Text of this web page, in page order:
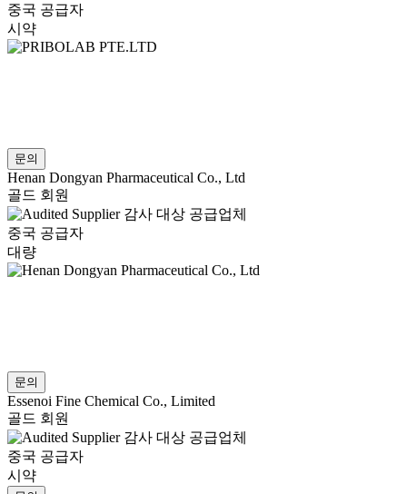
중국 공급자
시약
문의
Henan Dongyan Pharmaceutical Co., Ltd
골드 회원
감사 대상 공급업체
중국 공급자
대량
문의
Essenoi Fine Chemical Co., Limited
골드 회원
감사 대상 공급업체
중국 공급자
시약